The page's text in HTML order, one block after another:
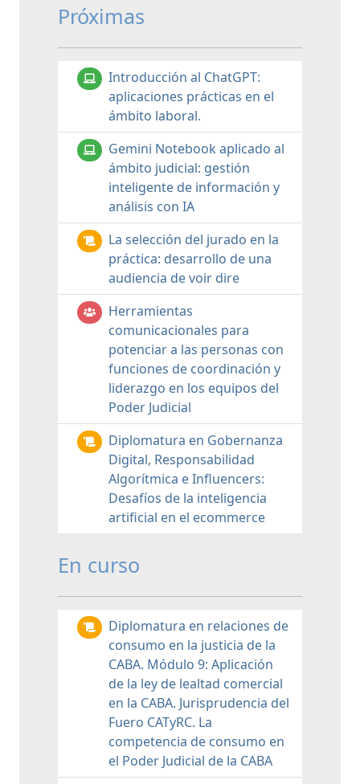
Próximas
Introducción al ChatGPT:
aplicaciones prácticas en el
ámbito laboral.
Gemini Notebook aplicado al
ámbito judicial: gestión
inteligente de información y
análisis con IA
La selección del jurado en la
práctica: desarrollo de una
audiencia de voir dire
Herramientas
comunicacionales para
potenciar a las personas con
funciones de coordinación y
liderazgo en los equipos del
Poder Judicial
Diplomatura en Gobernanza
Digital, Responsabilidad
Algorítmica e Influencers:
Desafíos de la inteligencia
artificial en el ecommerce
En curso
Diplomatura en relaciones de
consumo en la justicia de la
CABA. Módulo 9: Aplicación
de la ley de lealtad comercial
en la CABA. Jurisprudencia del
Fuero CATyRC. La
competencia de consumo en
el Poder Judicial de la CABA